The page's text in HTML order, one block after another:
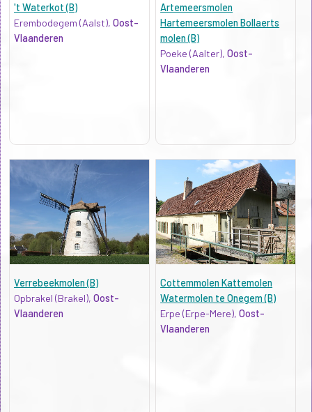
't Waterkot (B)
Erembodegem (Aalst), Oost-
Vlaanderen
Artemeersmolen
Hartemeersmolen Bollaerts
molen (B)
Poeke (Aalter),Oost-
Vlaanderen
Verrebeekmolen (B)
Opbrakel (Brakel), Oost-
Vlaanderen
Cottemmolen Kattemolen
Watermolen te Onegem (B)
Erpe (Erpe-Mere),Oost-
Vlaanderen